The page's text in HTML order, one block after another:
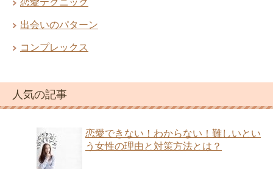
恋愛テクニック
出会いのパターン
コンプレックス
人気の記事
恋愛できない！わからない！難しいとい
う女性の理由と対策方法とは？